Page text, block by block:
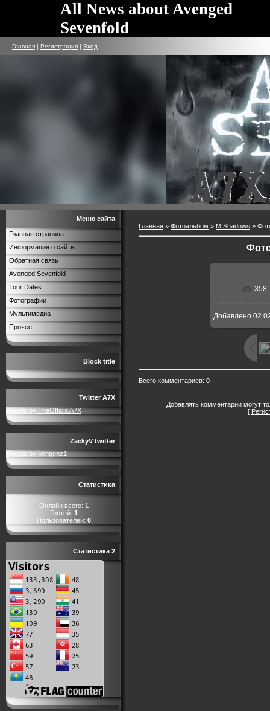
All News about Avenged
Sevenfold
Главная | Регистрация | Вход
Меню сайта
Главная страница
Информация о сайте
Обратная связь
Avenged Sevenfold
Tour Dates
Фотографии
Мультимедиа
Прочее
Block title
Twitter A7X
Tweets by TheOfficialA7X
ZackyV twitter
Tweets by Vengenz1
Статистика
Онлайн всего: 1
Гостей: 1
Пользователей: 0
Статистика 2
Главная » Фотоальбом » M.Shadows »
В 358
Добавлено
Всего комментариев: 0
Добавлять комментарии могут
[